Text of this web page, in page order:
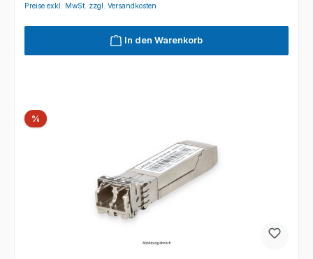
Preise exkl. MwSt. zzgl. Versandkosten
In den Warenkorb
%Rabatt